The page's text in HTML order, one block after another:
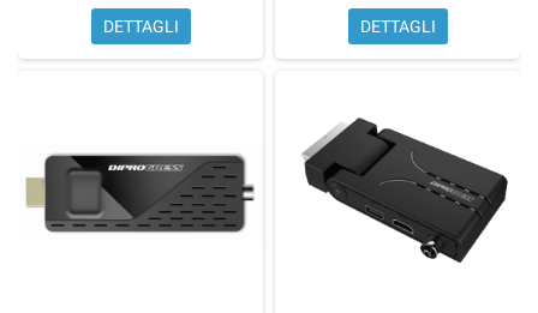
DETTAGLI DETTAGLI